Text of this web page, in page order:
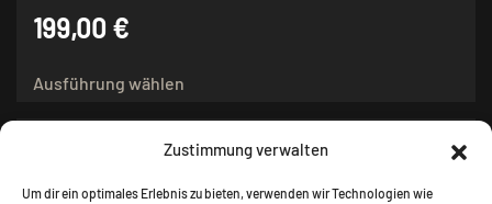
Zustimmung verwalten
Um dir ein optimales Erlebnis zu bieten, verwenden wir Technologien wie
199,00 €
Ausführung wählen
mehrere
Varianten
auf.